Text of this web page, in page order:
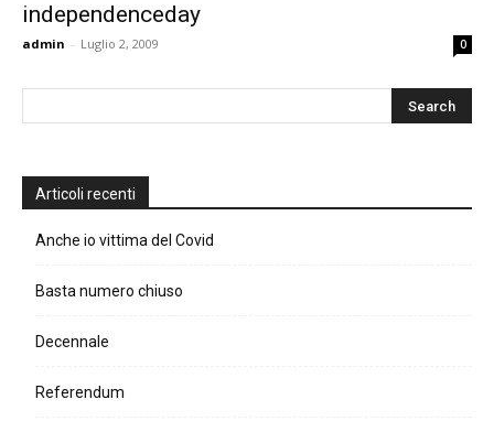
independenceday
admin - Luglio 2, 2009 0
Articoli recenti
Anche io vittima del Covid
Basta numero chiuso
Decennale
Referendum